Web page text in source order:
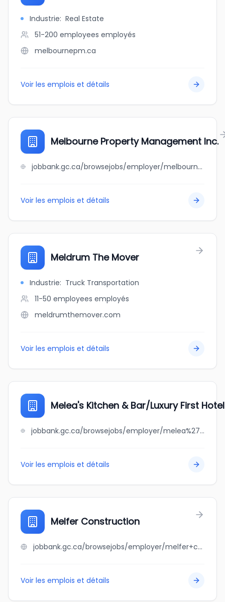
Industrie: Real Estate
51-200 employees employés
melbournepm.ca
Voir les emplois et détails
Melbourne Property Management Inc.
jobbank.gc.ca/browsejobs/employer/melbourne+property+management+inc./ca
Voir les emplois et détails
Meldrum The Mover
Industrie: Truck Transportation
11-50 employees employés
meldrumthemover.com
Voir les emplois et détails
Melea's Kitchen & Bar/Luxury First Hotel
jobbank.gc.ca/browsejobs/employer/melea%27s+kitchen+%26+bar%2Fluxury+first+hotel/ca
Voir les emplois et détails
Melfer Construction
jobbank.gc.ca/browsejobs/employer/melfer+construction/ca
Voir les emplois et détails